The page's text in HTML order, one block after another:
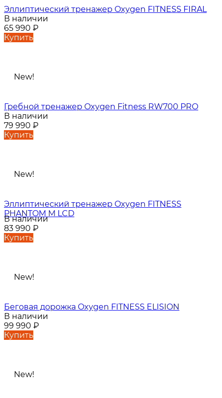
Эллиптический тренажер Oxygen FITNESS FIRAL
В наличии
65 990 ₽
Купить
New!
Гребной тренажер Oxygen Fitness RW700 PRO
В наличии
79 990 ₽
Купить
New!
Эллиптический тренажер Oxygen FITNESS
PHANTOM M LCD
В наличии
83 990 ₽
Купить
New!
Беговая дорожка Oxygen FITNESS ELISION
В наличии
99 990 ₽
Купить
New!